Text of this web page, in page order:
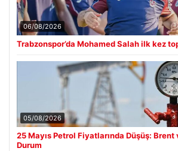
06/08/2026
Trabzonspor’da Mohamed Salah ilk kez
05/08/2026
25 Mayıs Petrol Fiyatlarında Düşüş: Brent
Durum